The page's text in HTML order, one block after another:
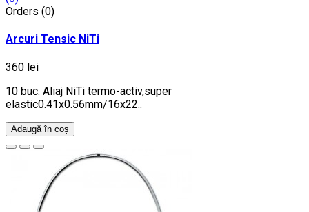
Orders (0)
Arcuri Tensic NiTi
360 lei
10 buc. Aliaj NiTi termo-activ,super
elastic0.41x0.56mm/16x22..
Adaugă în coș